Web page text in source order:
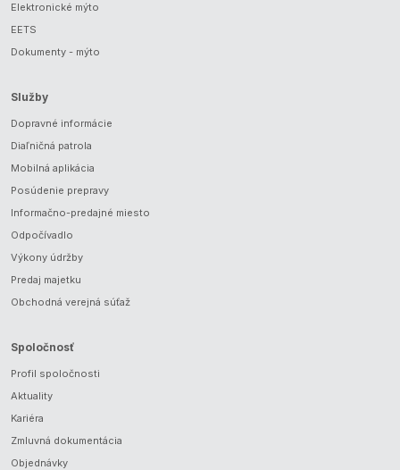
Elektronické mýto
EETS
Dokumenty - mýto
Služby
Dopravné informácie
Diaľničná patrola
Mobilná aplikácia
Posúdenie prepravy
Informačno-predajné miesto
Odpočívadlo
Výkony údržby
Predaj majetku
Obchodná verejná súťaž
Spoločnosť
Profil spoločnosti
Aktuality
Kariéra
Zmluvná dokumentácia
Objednávky